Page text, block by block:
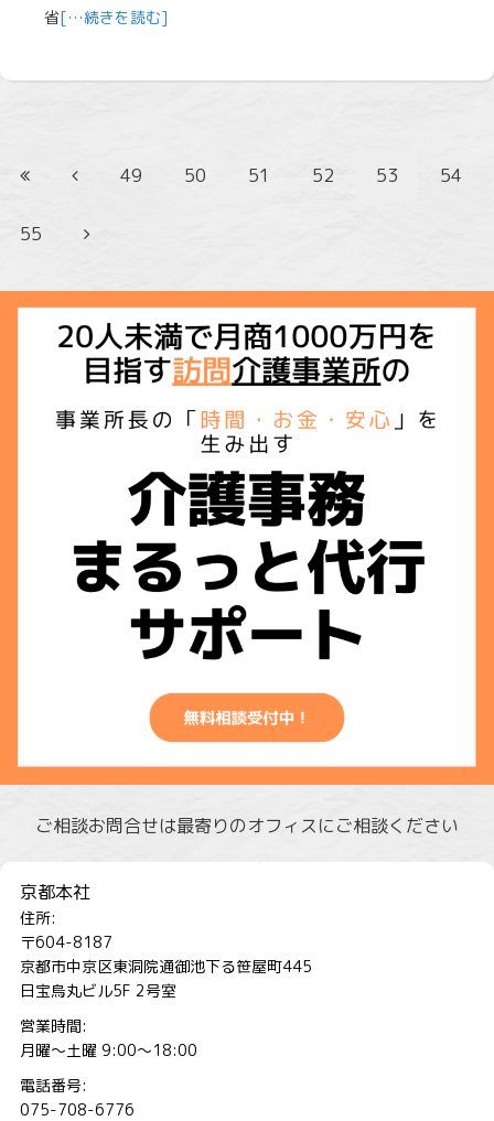
省[…続きを読む]
49 50 51 52 53 54
55
ご相談お問合せは最寄りのオフィスにご相談ください
京都本社
住所:
〒604-8187
京都市中京区東洞院通御池下る笹屋町445
日宝烏丸ビル5F 2号室
営業時間:
月曜～土曜 9:00～18:00
電話番号:
075-708-6776